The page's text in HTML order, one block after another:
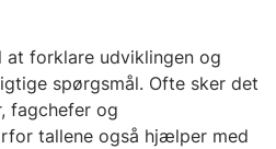
forklare udviklingen og
spørgsmål. Ofte sker det
fagchefer og
tallene også hjælper med